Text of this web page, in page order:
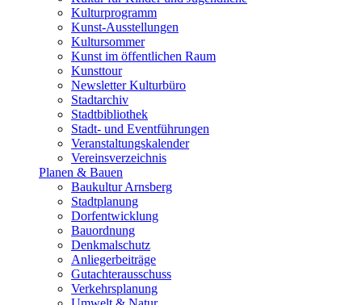
Kulturprogramm
Kunst-Ausstellungen
Kultursommer
Kunst im öffentlichen Raum
Kunsttour
Newsletter Kulturbüro
Stadtarchiv
Stadtbibliothek
Stadt- und Eventführungen
Veranstaltungskalender
Vereinsverzeichnis
Planen & Bauen
Baukultur Arnsberg
Stadtplanung
Dorfentwicklung
Bauordnung
Denkmalschutz
Anliegerbeiträge
Gutachterausschuss
Verkehrsplanung